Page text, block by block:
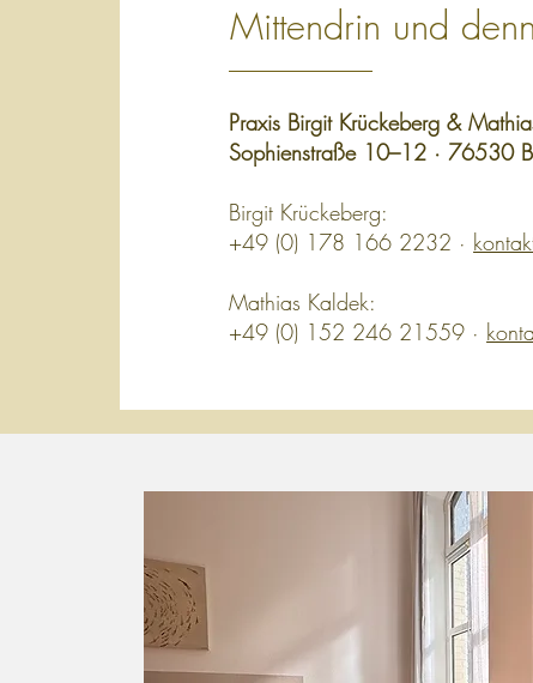
Mittendrin und
Praxis Birgit Krückeberg &
Sophienstraße 10–12 · 76530
Birgit Krückeberg:
+49 (0) 178 166 2232 ·
Mathias Kaldek:
+49 (0) 152 246 21559 ·